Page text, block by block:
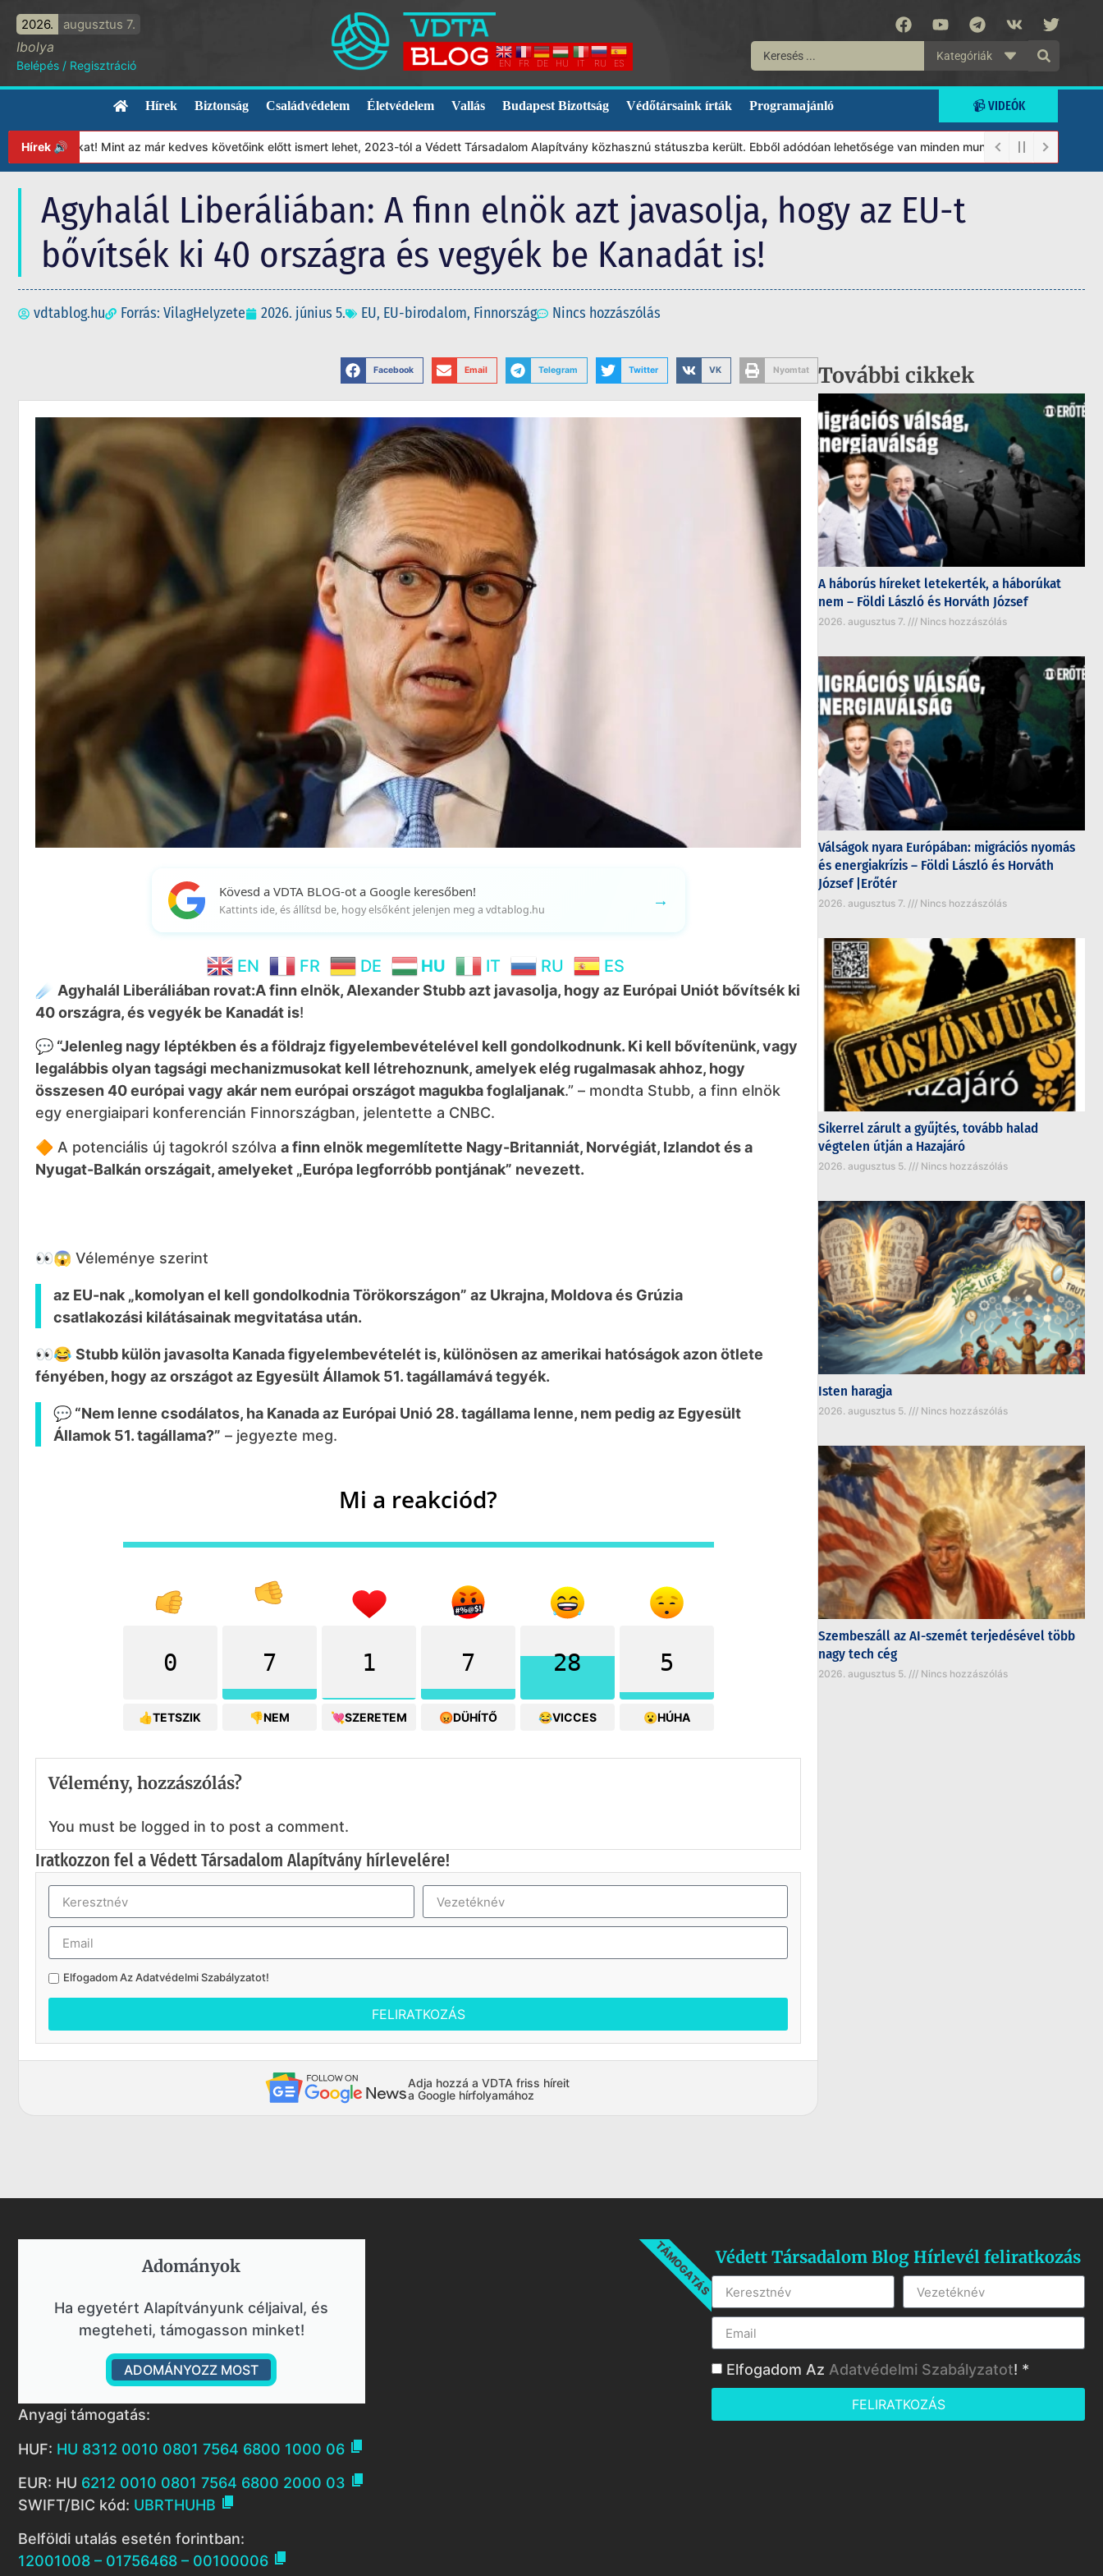
2026. augusztus 7.
Ibolya
Belépés / Regisztráció EN FR DE HU IT RU ES
Kategóriák
Hírek Biztonság Családvédelem Életvédelem Vallás Budapest Bizottság Védőtársaink írták Programajánló 📹 VIDEÓK
Hírek 🔊Mint az már kedves követőink előtt ismert lehet, 2023-tól a Védett Társadalom Alapítvány közhasznú státuszba került. Ebből adódóan lehetősége van minden munkánkat segíteni kívánó
Agyhalál Liberáliában: A finn elnök azt javasolja, hogy az EU-t
bővítsék ki 40 országra és vegyék be Kanadát is!
vdtablog.hu Forrás: VilagHelyzete 2026. június 5. EU, EU-birodalom, Finnország Nincs hozzászólás
Facebook Email Telegram Twitter VK Nyomtat
Kövesd a VDTA BLOG-ot a Google keresőben!
Kattints ide, és állítsd be, hogy elsőként jelenjen meg a vdtablog.hu →
EN FR DE HU IT RU ES
☄️ Agyhalál Liberáliában rovat:A finn elnök, Alexander Stubb azt javasolja, hogy az Európai Uniót bővítsék ki
40 országra, és vegyék be Kanadát is!
💬 “Jelenleg nagy léptékben és a földrajz figyelembevételével kell gondolkodnunk. Ki kell bővítenünk, vagy
legalábbis olyan tagsági mechanizmusokat kell létrehoznunk, amelyek elég rugalmasak ahhoz, hogy
összesen 40 európai vagy akár nem európai országot magukba foglaljanak.” – mondta Stubb, a finn elnök
egy energiaipari konferencián Finnországban, jelentette a CNBC.
🔶 A potenciális új tagokról szólva a finn elnök megemlítette Nagy-Britanniát, Norvégiát, Izlandot és a
Nyugat-Balkán országait, amelyeket „Európa legforróbb pontjának” nevezett.
👀😱 Véleménye szerint
az EU-nak „komolyan el kell gondolkodnia Törökországon” az Ukrajna, Moldova és Grúzia
csatlakozási kilátásainak megvitatása után.
👀😂 Stubb külön javasolta Kanada figyelembevételét is, különösen az amerikai hatóságok azon ötlete
fényében, hogy az országot az Egyesült Államok 51. tagállamává tegyék.
💬 “Nem lenne csodálatos, ha Kanada az Európai Unió 28. tagállama lenne, nem pedig az Egyesült
Államok 51. tagállama?” – jegyezte meg.
Mi a reakciód?
0
👍TETSZIK
7
👎NEM
1
💘SZERETEM
7
😡DÜHÍTŐ
28
😂VICCES
5
😮HÚHA
Vélemény, hozzászólás?
You must be logged in to post a comment.
Iratkozzon fel a Védett Társadalom Alapítvány hírlevelére!
Elfogadom AzAdatvédelmi Szabályzatot!
FELIRATKOZÁS
Adja hozzá a VDTA friss híreit
a Google hírfolyamához
További cikkek
A háborús híreket letekerték, a háborúkat
nem – Földi László és Horváth József
2026. augusztus 7. Nincs hozzászólás
Válságok nyara Európában: migrációs nyomás
és energiakrízis – Földi László és Horváth
József |Erőtér
2026. augusztus 7. Nincs hozzászólás
Sikerrel zárult a gyűjtés, tovább halad
végtelen útján a Hazajáró
2026. augusztus 5. Nincs hozzászólás
Isten haragja
2026. augusztus 5. Nincs hozzászólás
Szembeszáll az AI-szemét terjedésével több
nagy tech cég
2026. augusztus 5. Nincs hozzászólás
Adományok​
Ha egyetért Alapítványunk céljaival, és
megteheti, támogasson minket!
ADOMÁNYOZZ MOST
TÁMOGATÁS
Anyagi támogatás:
HUF: HU 8312 0010 0801 7564 6800 1000 06 
EUR: HU 6212 0010 0801 7564 6800 2000 03 
SWIFT/BIC kód: UBRTHUHB 
Belföldi utalás esetén forintban:
12001008 – 01756468 – 00100006 
Védett Társadalom Blog Hírlevél feliratkozás
Elfogadom Az Adatvédelmi Szabályzatot! *
FELIRATKOZÁS